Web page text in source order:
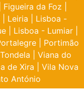
Figueira da Foz
Leiria
Lisboa -
Lisboa - Lumiar
Portimão
Tondela
Viana do
de Xira
Vila Nova
António